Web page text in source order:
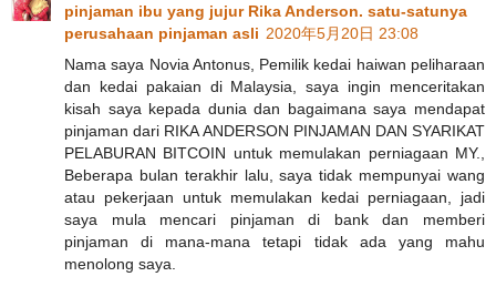
pinjaman ibu yang jujur Rika Anderson. satu-satunya
perusahaan pinjaman asli 2020年5月20日 23:08
Nama saya Novia Antonus, Pemilik kedai haiwan peliharaan
dan kedai pakaian di Malaysia, saya ingin menceritakan
kisah saya kepada dunia dan bagaimana saya mendapat
pinjaman dari RIKA ANDERSON PINJAMAN DAN SYARIKAT
PELABURAN BITCOIN untuk memulakan perniagaan MY.,
Beberapa bulan terakhir lalu, saya tidak mempunyai wang
atau pekerjaan untuk memulakan kedai perniagaan, jadi
saya mula mencari pinjaman di bank dan memberi
pinjaman di mana-mana tetapi tidak ada yang mahu
menolong saya.